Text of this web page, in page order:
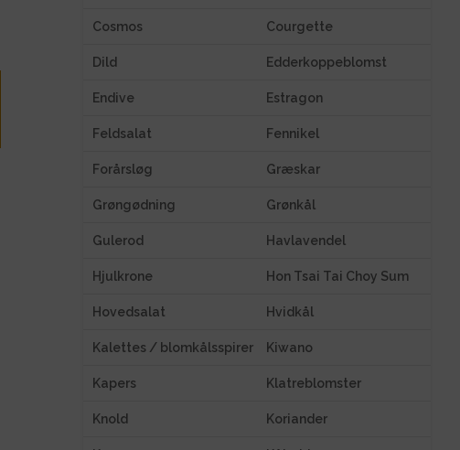
Cosmos Courgette
Dild Edderkoppeblomst
Endive Estragon
Feldsalat Fennikel
Forårsløg Græskar
Grøngødning Grønkål
Gulerod Havlavendel
Hjulkrone Hon Tsai Tai Choy Sum
Hovedsalat Hvidkål
Kalettes / blomkålsspirer Kiwano
Kapers Klatreblomster
Knold Koriander